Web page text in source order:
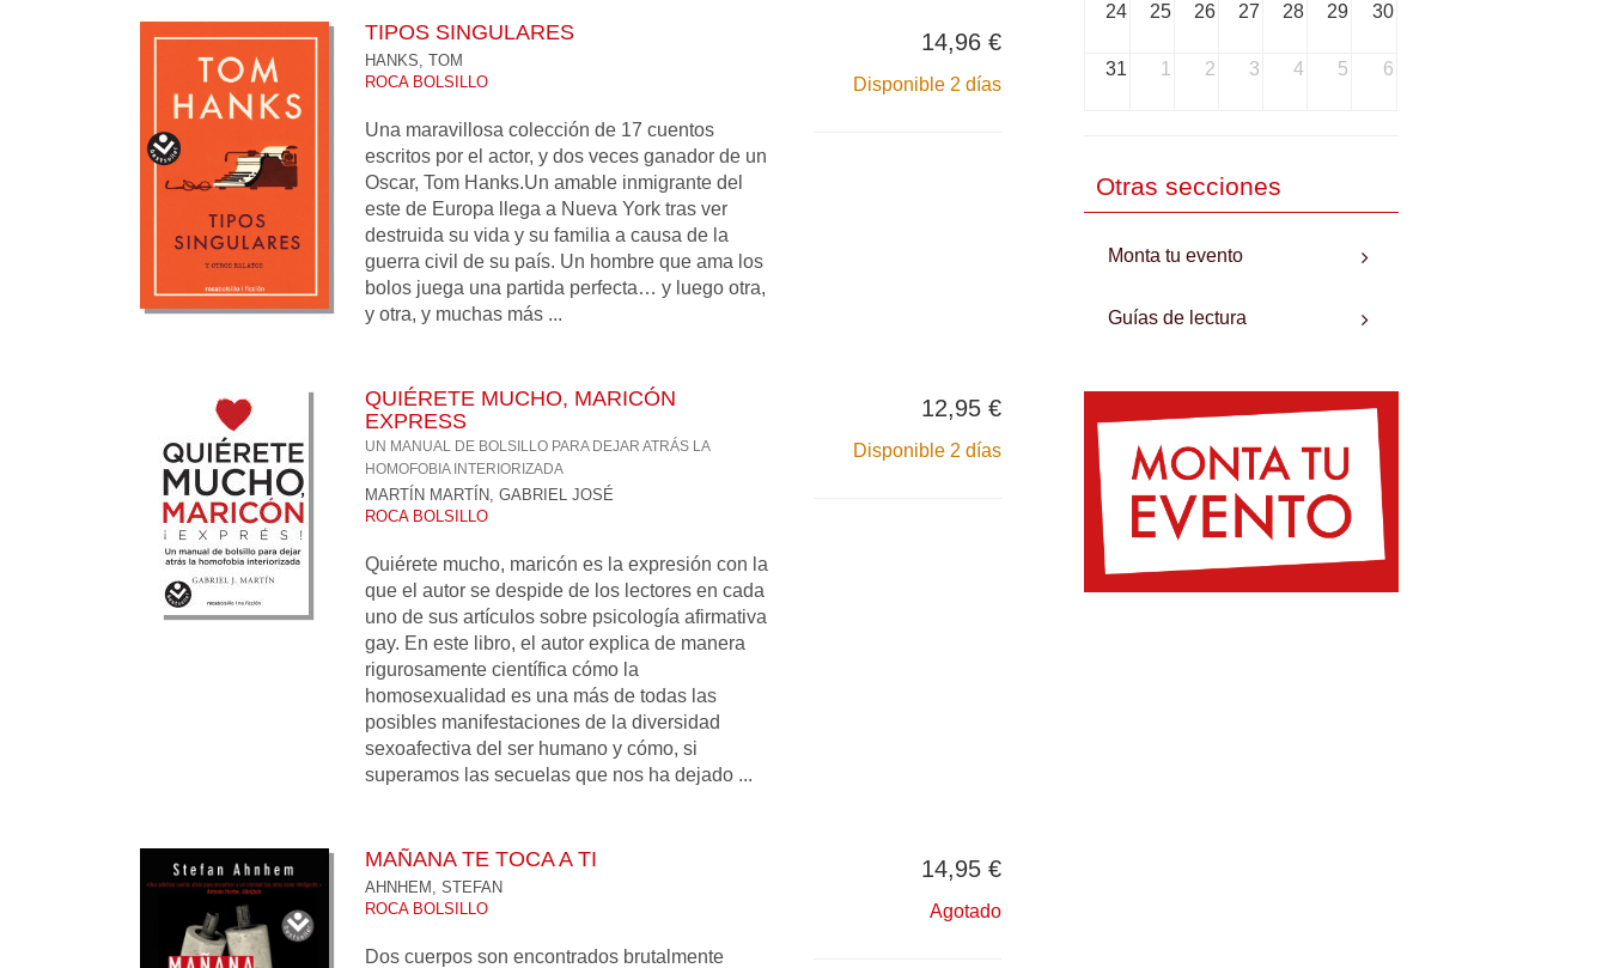
TIPOS SINGULARES
HANKS, TOM
ROCA BOLSILLO
Una maravillosa colección de 17 cuentos
escritos por el actor, y dos veces ganador de un
Oscar, Tom Hanks.Un amable inmigrante del
este de Europa llega a Nueva York tras ver
destruida su vida y su familia a causa de la
guerra civil de su país. Un hombre que ama los
bolos juega una partida perfecta… y luego otra,
y otra, y muchas más ...
14,96 €
Disponible 2 días
QUIÉRETE MUCHO, MARICÓN
EXPRESS
UN MANUAL DE BOLSILLO PARA DEJAR ATRÁS LA
HOMOFOBIA INTERIORIZADA
MARTÍN MARTÍN, GABRIEL JOSÉ
ROCA BOLSILLO
Quiérete mucho, maricón es la expresión con la
que el autor se despide de los lectores en cada
uno de sus artículos sobre psicología afirmativa
gay. En este libro, el autor explica de manera
rigurosamente científica cómo la
homosexualidad es una más de todas las
posibles manifestaciones de la diversidad
sexoafectiva del ser humano y cómo, si
superamos las secuelas que nos ha dejado ...
12,95 €
Disponible 2 días
MAÑANA TE TOCA A TI
AHNHEM, STEFAN
ROCA BOLSILLO
Dos cuerpos son encontrados brutalmente
14,95 €
Agotado
24 25 26 27 28 29 30
31 1 2 3 4 5 6
Otras secciones
Monta tu evento
Guías de lectura